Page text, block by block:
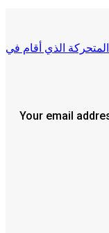
الذي أقام في
Your email